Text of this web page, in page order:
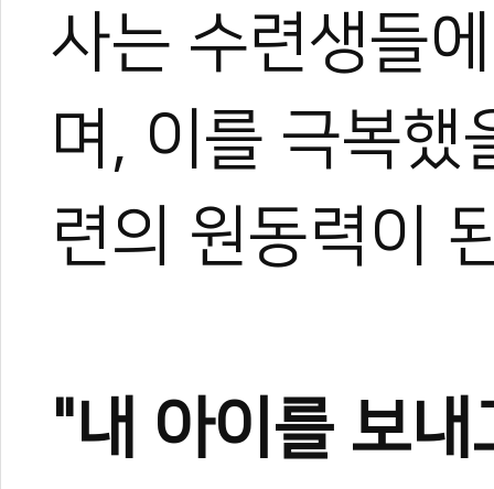
사는 수련생들
며, 이를 극복했
련의 원동력이
"내 아이를 보